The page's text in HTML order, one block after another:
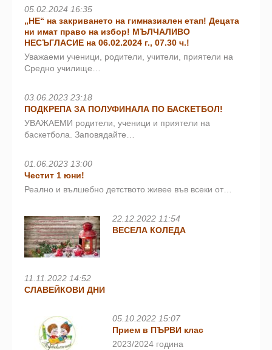
05.02.2024 16:35
„НЕ“ на закриването на гимназиален етап! Децата
ни имат право на избор! МЪЛЧАЛИВО
НЕСЪГЛАСИЕ на 06.02.2024 г., 07.30 ч.!
Уважаеми ученици, родители, учители, приятели на
Средно училище…
03.06.2023 23:18
ПОДКРЕПА ЗА ПОЛУФИНАЛА ПО БАСКЕТБОЛ!
УВАЖАЕМИ родители, ученици и приятели на
баскетбола. Заповядайте…
01.06.2023 13:00
Честит 1 юни!
Реално и вълшебно детството живее във всеки от…
22.12.2022 11:54
ВЕСЕЛА КОЛЕДА
11.11.2022 14:52
СЛАВЕЙКОВИ ДНИ
05.10.2022 15:07
Прием в ПЪРВИ клас
2023/2024 година